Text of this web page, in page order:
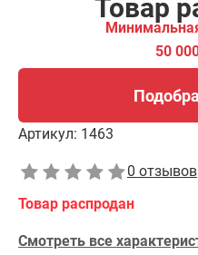
Товар
50
Артикул: 1463
0 отзывов
Товар распродан
Смотреть все